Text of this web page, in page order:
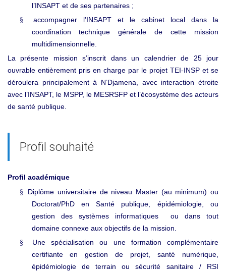
l’INSAPT et de ses partenaires ;
§
accompagner l’INSAPT et le cabinet local dans la
coordination technique générale de cette mission
multidimensionnelle.
La présente mission s’inscrit dans un calendrier de 25 jour
ouvrable entièrement pris en charge par le projet TEI‑INSP et se
déroulera principalement à N’Djamena, avec interaction étroite
avec l’INSAPT, le MSPP, le MESRSFP et l’écosystème des acteurs
de santé publique.
Profil souhaité
Profil académique
§
Diplôme universitaire de niveau Master (au minimum) ou
Doctorat/PhD en Santé publique, épidémiologie, ou
gestion des systèmes informatiques ou dans tout
domaine connexe aux objectifs de la mission.
§
Une spécialisation ou une formation complémentaire
certifiante en gestion de projet, santé numérique,
épidémiologie de terrain ou sécurité sanitaire / RSI